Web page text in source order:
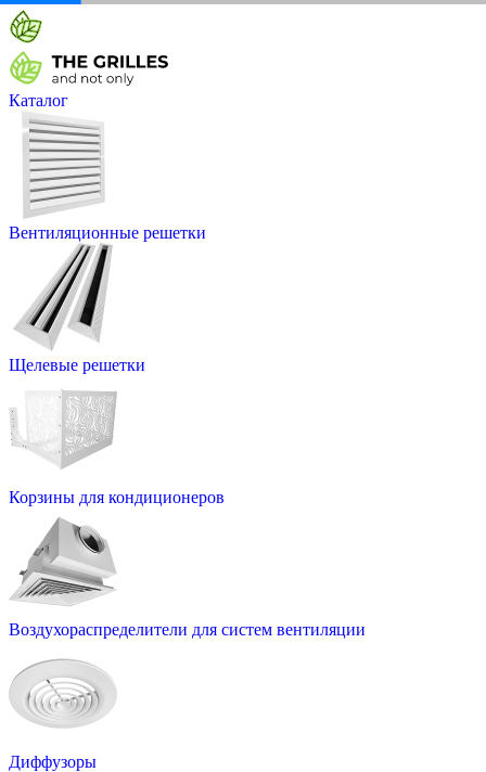
Каталог
Вентиляционные решетки
Щелевые решетки
Корзины для кондиционеров
Воздухораспределители для систем вентиляции
Диффузоры